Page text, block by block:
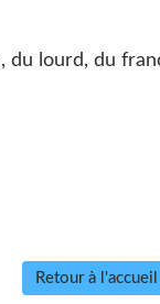
du lourd, du
Retour à l'accueil